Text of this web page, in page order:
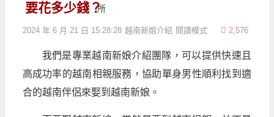
要花多少錢？
2024 年 6 月 21 日 15:28:28 越南新娘介紹 2,576
閱讀模式
我們是專業越南新娘介紹團隊，可以提供快速且
高成功率的越南相親服務，協助單身男性順利找到適
合的越南伴侶來娶到越南新娘。